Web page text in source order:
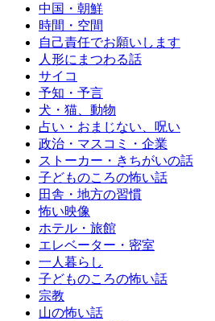
中国・朝鮮
時間・空間
自己責任でお願いします
人形にまつわる話
サイコ
予知・予言
犬・猫、動物
占い・おまじない、呪い
政治・マスコミ・企業
ストーカー・きちがいの話
子どものころの怖い話
田舎・地方の習慣
怖い映像
ホテル・旅館
エレベーター・密室
一人暮らし
子どものころの怖い話
宗教
山の怖い話